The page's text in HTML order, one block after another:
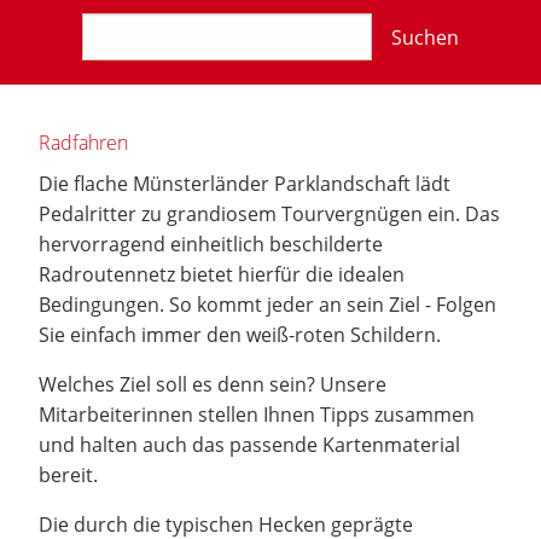
Suchen
Radfahren
Die flache Münsterländer Parklandschaft lädt
Pedalritter zu grandiosem Tourvergnügen ein. Das
hervorragend einheitlich beschilderte
Radroutennetz bietet hierfür die idealen
Bedingungen. So kommt jeder an sein Ziel - Folgen
Sie einfach immer den weiß-roten Schildern.
Welches Ziel soll es denn sein? Unsere
Mitarbeiterinnen stellen Ihnen Tipps zusammen
und halten auch das passende Kartenmaterial
bereit.
Die durch die typischen Hecken geprägte